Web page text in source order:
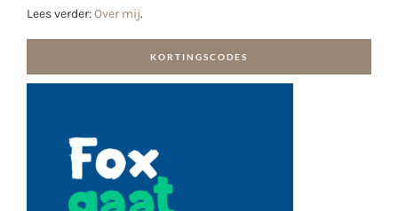
Lees verder:Over mij.
KORTINGSCODES